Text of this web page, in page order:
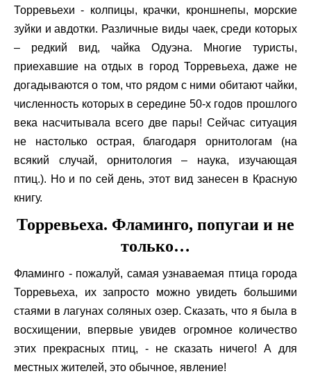
Торревьехи - колпицы, крачки, кроншнепы, морские
зуйки и авдотки. Различные виды чаек, среди которых
– редкий вид, чайка Одуэна. Многие туристы,
приехавшие на отдых в город Торревьеха, даже не
догадываются о том, что рядом с ними обитают чайки,
численность которых в середине 50-х годов прошлого
века насчитывала всего две пары! Сейчас ситуация
не настолько острая, благодаря орнитологам (на
всякий случай, орнитология – наука, изучающая
птиц.). Но и по сей день, этот вид занесен в Красную
книгу.
Торревьеха. Фламинго, попугаи и не
только…
Фламинго - пожалуй, самая узнаваемая птица города
Торревьеха, их запросто можно увидеть большими
стаями в лагунах соляных озер. Сказать, что я была в
восхищении, впервые увидев огромное количество
этих прекрасных птиц, - не сказать ничего! А для
местных жителей, это обычное, явление!